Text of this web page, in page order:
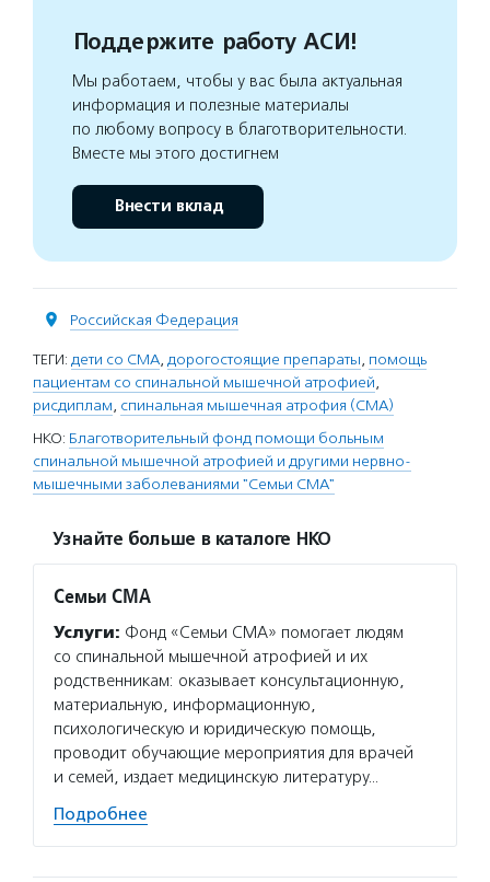
Поддержите работу АСИ!
Мы работаем, чтобы у вас была актуальная
информация и полезные материалы
по любому вопросу в благотворительности.
Вместе мы этого достигнем
Внести вклад
Российская Федерация
ТЕГИ: дети со СМА, дорогостоящие препараты, помощь
пациентам со спинальной мышечной атрофией,
рисдиплам, спинальная мышечная атрофия (СМА)
НКО: Благотворительный фонд помощи больным
спинальной мышечной атрофией и другими нервно-
мышечными заболеваниями "Семьи СМА"
Узнайте больше в каталоге НКО
Семьи СМА
Услуги: Фонд «Семьи СМА» помогает людям
со спинальной мышечной атрофией и их
родственникам: оказывает консультационную,
материальную, информационную,
психологическую и юридическую помощь,
проводит обучающие мероприятия для врачей
и семей, издает медицинскую литературу…
Подробнее